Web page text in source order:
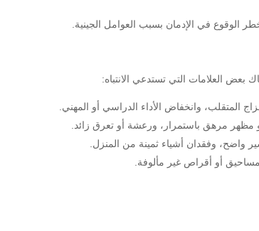
الوقوع في الإدمان بسبب العوامل الجينية.
العلامات التي تستدعي الانتباه:
المتقلب، وانخفاض الأداء الدراسي أو المهني.
مظهر مرهق باستمرار، ورعشة أو تعرق زائد.
واضح، وفقدان أشياء ثمينة من المنزل.
أو أقراص غير مألوفة.